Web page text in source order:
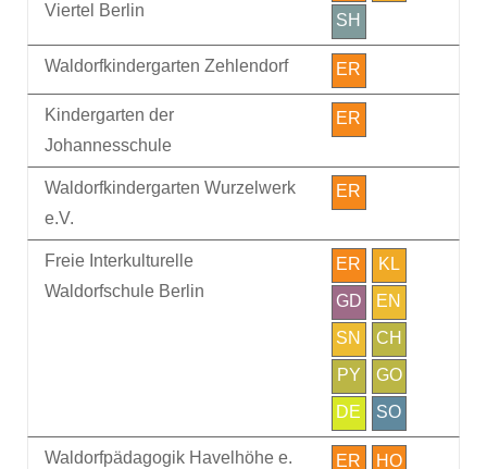
Viertel Berlin
SH
Waldorfkindergarten Zehlendorf ER
Kindergarten der
Johannesschule
ER
Waldorfkindergarten Wurzelwerk
e.V.
ER
Freie Interkulturelle
Waldorfschule Berlin
ER
KL
GD
EN
SN
CH
PY
GO
DE
SO
Waldorfpädagogik Havelhöhe e. ER HO